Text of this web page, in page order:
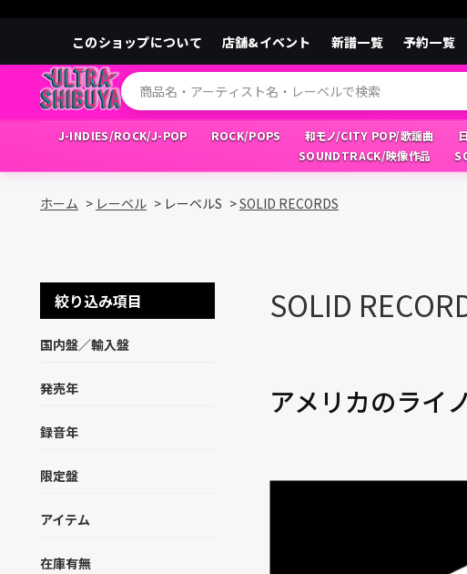
このショップについて 店舗&イベント 新譜一覧 予約一覧
J-INDIES/ROCK/J-POP ROCK/POPS 和モノ/CITY POP/歌謡曲
SOUNDTRACK/映像作品
ホーム > レーベル > レーベルS >SOLID RECORDS
絞り込み項目
国内盤／輸入盤
発売年
録音年
限定盤
アイテム
在庫有無
SOLID
アメリカのライ